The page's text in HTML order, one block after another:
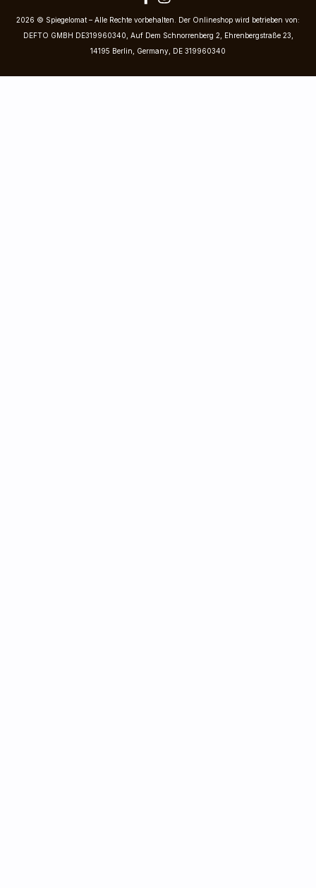
2026 © Spiegelomat – Alle Rechte vorbehalten. Der Onlineshop wird betrieben von:
DEFTO GMBH DE319960340, Auf Dem Schnorrenberg 2, Ehrenbergstraße 23,
14195 Berlin, Germany, DE 319960340